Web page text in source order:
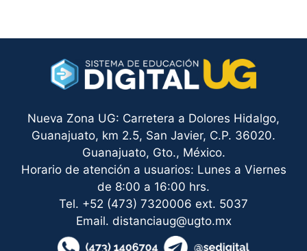
Nueva Zona UG: Carretera a Dolores Hidalgo,
Guanajuato, km 2.5, San Javier, C.P. 36020.
Guanajuato, Gto., México.
Horario de atención a usuarios: Lunes a Viernes
de 8:00 a 16:00 hrs.
Tel. +52 (473) 7320006 ext. 5037
Email. distanciaug@ugto.mx